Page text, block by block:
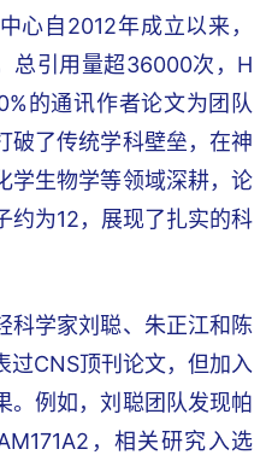
心自2012年成立以来，
总引用量超36000次，H
的通讯作者论文为团队
破了传统学科壁垒，在神
学生物学等领域深耕，论
约为12，展现了扎实的科
科学家刘聪、朱正江和陈
过CNS顶刊论文，但加入
。例如，刘聪团队发现帕
，相关研究入选